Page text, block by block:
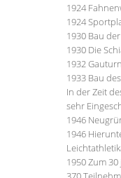
1924
1924
1930 Bau
1930 Die
1932
1933 Bau
In der Zeit
sehr
1946
1946
1950 Zum